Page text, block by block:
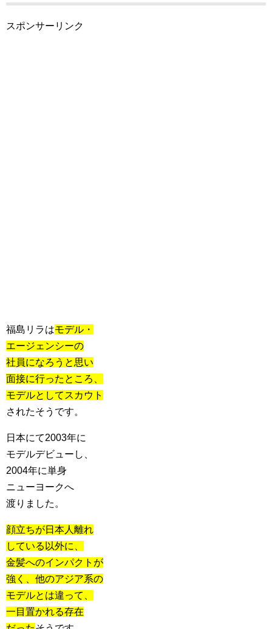
スポンサーリンク
福島リラはモデル・
エージェンシーの
社員になろうと思い
面接に行ったところ、
モデルとしてスカウト
されたそうです。
日本にて2003年に
モデルデビューし、
2004年に単身
ニューヨークへ
渡りました。
顔立ちが日本人離れ
している以外に、
金髪へのインパクトが
強く、他のアジア系の
モデルとは違って、
一目置かれる存在